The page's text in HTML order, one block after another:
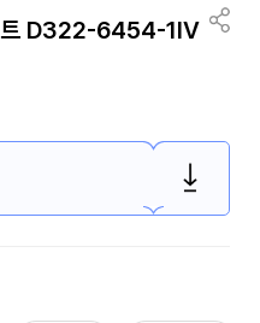
트 D322-6454-1IV